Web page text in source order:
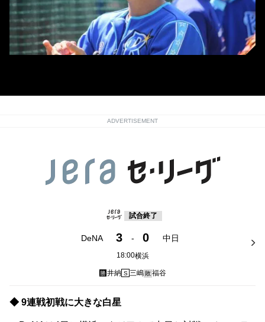
ADVERTISEMENT
試合終了
DeNA 3 - 0 中日
18:00横浜
勝井納 S 三嶋敗福谷
◆ 9連戦初戦に大きな白星